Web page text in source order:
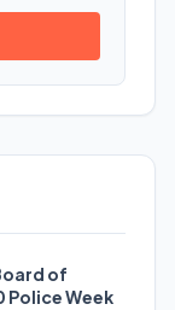
of
Police Week